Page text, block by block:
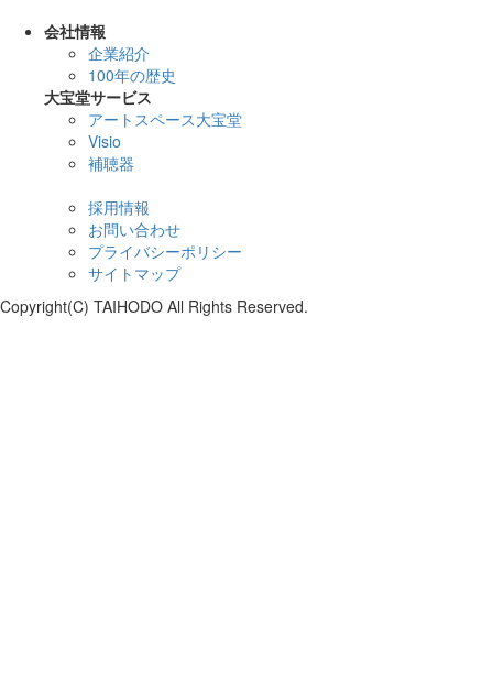
会社情報
企業紹介
100年の歴史
大宝堂サービス
アートスペース大宝堂
Visio
補聴器
採用情報
お問い合わせ
プライバシーポリシー
サイトマップ
Copyright(C) TAIHODO All Rights Reserved.